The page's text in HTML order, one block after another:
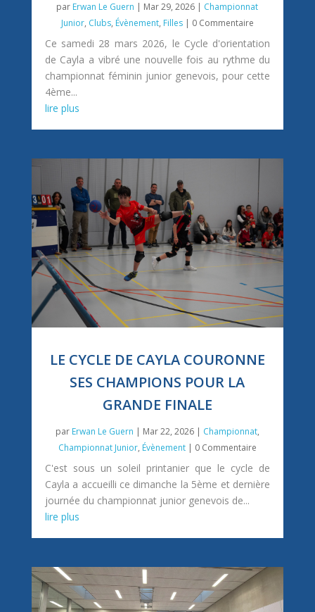
par Erwan Le Guern | Mar 29, 2026 | Championnat
Junior, Clubs, Évènement, Filles| 0 Commentaire
Ce samedi 28 mars 2026, le Cycle d'orientation
de Cayla a vibré une nouvelle fois au rythme du
championnat féminin junior genevois, pour cette
4ème...
lire plus
LE CYCLE DE CAYLA COURONNE
SES CHAMPIONS POUR LA
GRANDE FINALE
par Erwan Le Guern | Mar 22, 2026| Championnat,
Championnat Junior, Évènement| 0 Commentaire
C'est sous un soleil printanier que le cycle de
Cayla a accueilli ce dimanche la 5ème et dernière
journée du championnat junior genevois de...
lire plus